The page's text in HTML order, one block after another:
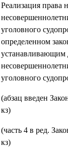
Реализация права
уголовного
определенном
устанавливающим
уголовного
(абзац введен
кз)
(часть 4 в ред.
кз)